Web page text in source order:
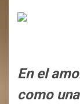
En el
como